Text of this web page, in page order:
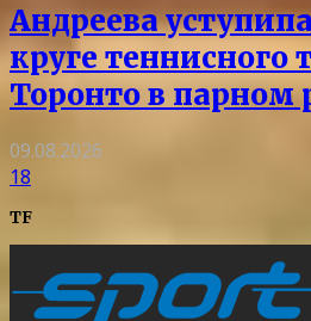
Андреева
круге теннисного
Торонто в парном
09.08.2026
18
TF